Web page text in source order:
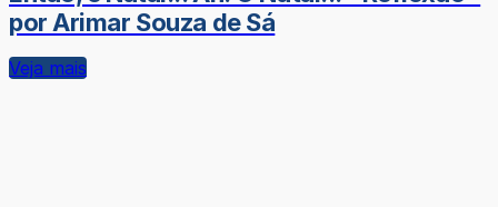
por Arimar Souza de Sá
Veja mais